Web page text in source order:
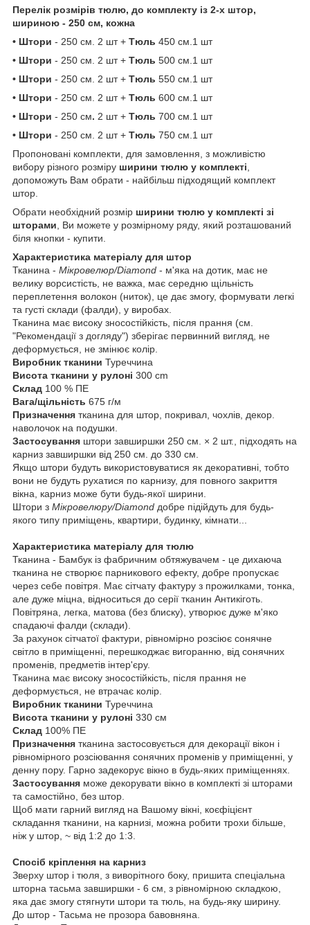
Перелік розмірів тюлю, до комплекту із 2-х штор,
шириною - 250 см, кожна
• Штори - 250 см. 2 шт + Тюль 450 см.1 шт
• Штори - 250 см. 2 шт + Тюль 500 см.1 шт
• Штори - 250 см. 2 шт + Тюль 550 см.1 шт
• Штори - 250 см. 2 шт + Тюль 600 см.1 шт
• Штори - 250 см. 2 шт + Тюль 700 см.1 шт
• Штори - 250 см. 2 шт + Тюль 750 см.1 шт
Пропоновані комплекти, для замовлення, з можливістю
вибору різного розміру ширини тюлю у комплекті
допоможуть Вам обрати - найбільш підходящий комплект
штор.
Обрати необхідний розмір ширини тюлю у комплекті зі
шторами , Ви можете у розмірному ряду, який розташований
біля кнопки - купити.
Характеристика матеріалу для штор
Тканина - Мікровелюр/Diamond - м'яка на дотик, має не
велику ворсистість, не важка, має середню щільність
переплетення волокон (ниток), це дає змогу, формувати легкі
та густі склади (фалди), у виробах.
Тканина має високу зносостійкість, після прання (см.
"Рекомендації з догляду") зберігає первинний вигляд, не
деформується, не змінює колір.
Виробник тканини Туреччина
Висота тканини у рулоні 300 cm
Склад 100 % ПЕ
Вага/щільність 675 г/м
Призначення тканина для штор, покривал, чохлів, декор.
наволочок на подушки.
Застосування штори завширшки 250 см. × 2 шт., підходять на
карниз завширшки від 250 см. до 330 см.
Якщо штори будуть використовуватися як декоративні, тобто
вони не будуть рухатися по карнизу, для повного закриття
вікна, карниз може бути будь-якої ширини.
Штори з Мікровелюру/Diamond добре підійдуть для будь-
якого типу приміщень, квартири, будинку, кімнати...
Характеристика матеріалу для тюлю
Тканина - Бамбук із фабричним обтяжувачем - це дихаюча
тканина не створює парникового ефекту, добре пропускає
через себе повітря. Має сітчату фактуру з прожилками, тонка,
але дуже міцна, відноситься до серії тканин Антикіготь.
Повітряна, легка, матова (без блиску), утворює дуже м'яко
спадаючі фалди (склади).
За рахунок сітчатої фактури, рівномірно розсіює сонячне
світло в приміщенні, перешкоджає вигоранню, від сонячних
променів, предметів інтер'єру.
Тканина має високу зносостійкість, після прання не
деформується, не втрачає колір.
Виробник тканини Туреччина
Висота тканини у рулоні 330 см
Склад 100% ПЕ
Призначення тканина застосовується для декорації вікон і
рівномірного розсіювання сонячних променів у приміщенні, у
денну пору. Гарно задекорує вікно в будь-яких приміщеннях.
Застосування може декорувати вікно в комплекті зі шторами
та самостійно, без штор.
Щоб мати гарний вигляд на Вашому вікні, коєфіцієнт
складання тканини, на карнизі, можна робити трохи більше,
ніж у штор, ~ від 1:2 до 1:3.
Спосіб кріплення на карниз
Зверху штор і тюля, з виворітного боку, пришита спеціальна
шторна тасьма завширшки - 6 см, з рівномірною складкою,
яка дає змогу стягнути штори та тюль, на будь-яку ширину.
До штор - Тасьма не прозора бавовняна.